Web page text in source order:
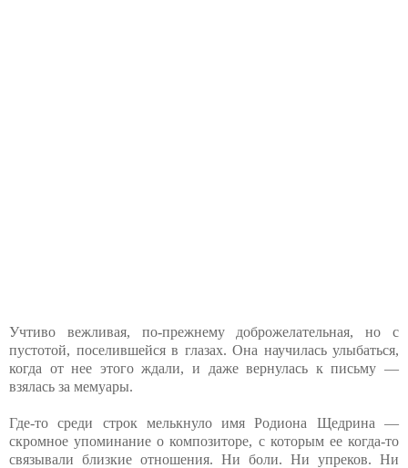
Учтиво вежливая, по-прежнему доброжелательная, но с
пустотой, поселившейся в глазах. Она научилась улыбаться,
когда от нее этого ждали, и даже вернулась к письму —
взялась за мемуары.
Где-то среди строк мелькнуло имя Родиона Щедрина —
скромное упоминание о композиторе, с которым ее когда-то
связывали близкие отношения. Ни боли. Ни упреков. Ни